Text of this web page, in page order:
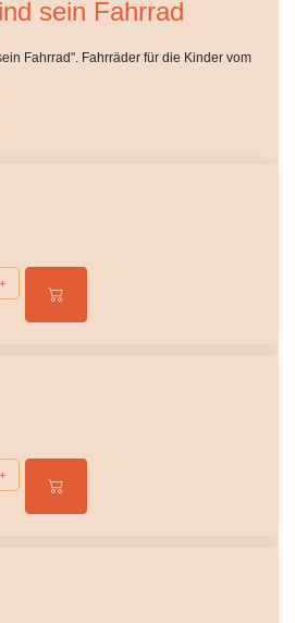
sein Fahrrad
Fahrrad". Fahrräder für die Kinder vom
+
+